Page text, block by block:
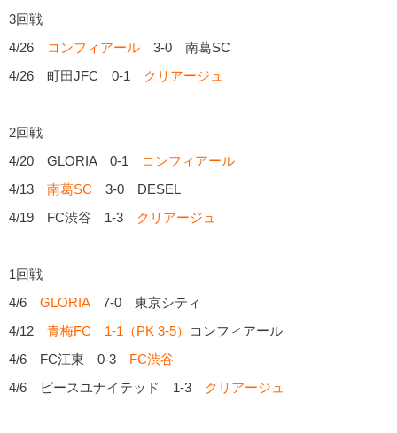
3回戦
4/26
コンフィアール 3-0 南葛SC
4/26 町田JFC 0-1 クリアージュ
2回戦
4/20 GLORIA 0-1
コンフィアール
4/13 南葛SC 3-0 DESEL
4/19 FC渋谷 1-3 クリアージュ
1回戦
4/6 GLORIA7-0 東京シティ
4/12 青梅FC 1-1（PK 3-5）
コンフィアール
4/6 FC江東 0-3 FC渋谷
4/6 ピースユナイテッド 1-3 クリアージュ